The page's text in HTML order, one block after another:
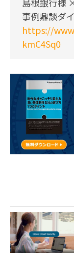
事例鼎談ダ
https://
kmC4Sq0